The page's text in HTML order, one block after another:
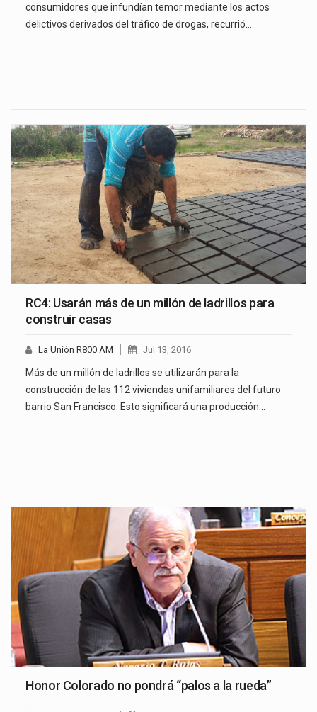
consumidores que infundían temor mediante los actos
delictivos derivados del tráfico de drogas, recurrió…
RC4: Usarán más de un millón de ladrillos para
construir casas
La Unión R800 AM Jul 13, 2016
Más de un millón de ladrillos se utilizarán para la
construcción de las 112 viviendas unifamiliares del futuro
barrio San Francisco. Esto significará una producción…
Honor Colorado no pondrá “palos a la rueda”